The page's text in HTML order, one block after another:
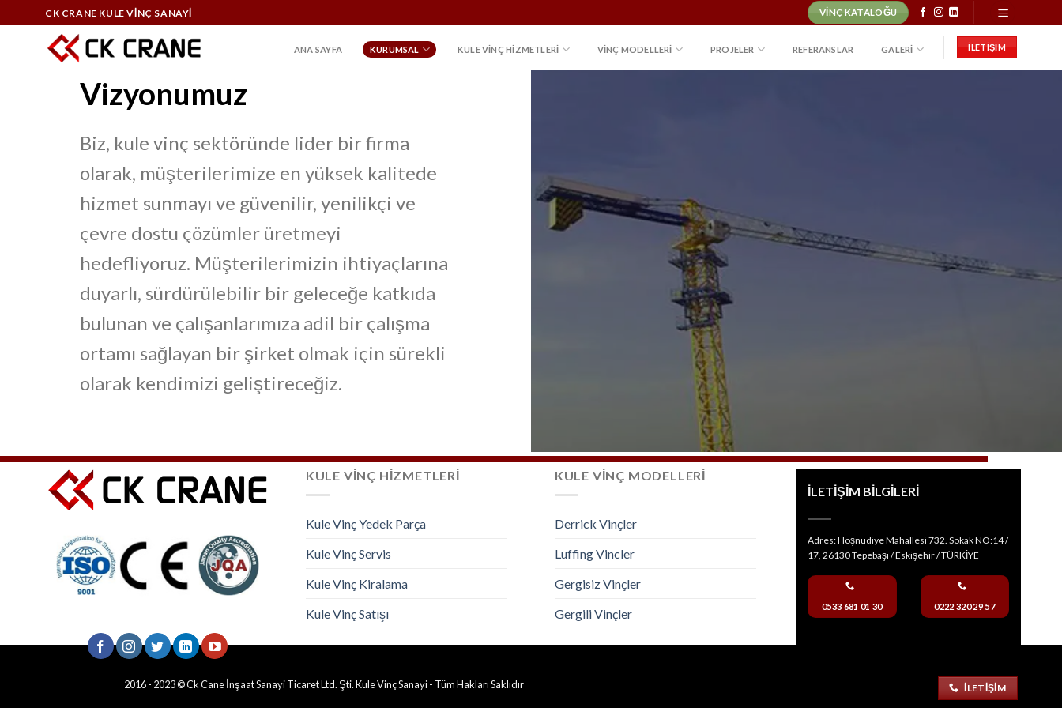
to
CK CRANE KULE VİNÇ SANAYİ VINÇ KATALOĞU
ANA SAYFA KURUMSAL KULE VINÇ HIZMETLERI VİNÇ MODELLERİ PROJELER REFERANSLAR GALERI İLETİŞİM
Vizyonumuz
Biz, kule vinç sektöründe lider bir firma
olarak, müşterilerimize en yüksek kalitede
hizmet sunmayı ve güvenilir, yenilikçi ve
çevre dostu çözümler üretmeyi
hedefliyoruz. Müşterilerimizin ihtiyaçlarına
duyarlı, sürdürülebilir bir geleceğe katkıda
bulunan ve çalışanlarımıza adil bir çalışma
ortamı sağlayan bir şirket olmak için sürekli
olarak kendimizi geliştireceğiz.
KULE VİNÇ HİZMETLERİ
Kule Vinç Yedek Parça
Kule Vinç Servis
Kule Vinç Kiralama
Kule Vinç Satışı
KULE VİNÇ MODELLERİ
Derrick Vinçler
Luffing Vincler
Gergisiz Vinçler
Gergili Vinçler
İLETİŞİM BİLGİLERİ
Adres: Hoşnudiye Mahallesi 732. Sokak NO:14 /
17, 26130 Tepebaşı / Eskişehir / TÜRKİYE
0533 681 01 30 0222 320 29 57
2016 - 2023 © Ck Cane İnşaat Sanayi Ticaret Ltd. Şti. Kule Vinç Sanayi - Tüm Hakları Saklıdır ILETIŞIM